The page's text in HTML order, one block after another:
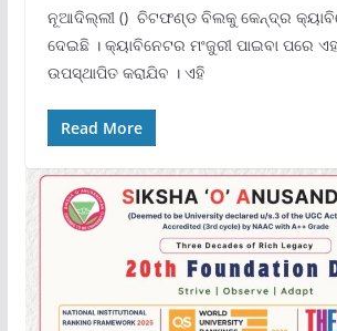
ନୂଆଦିଲ୍ଲୀ () ଚିଟଫଣ୍ଡ ବିଲକୁ କେନ୍ଦ୍ର
ଦେଇଛି । କ୍ୟାବିନେଟର ମଂଜୁରୀ ପାଇବା ପରେ
ଉପସ୍ଥାପିତ କରାଯିବ । ଏହି
Read More